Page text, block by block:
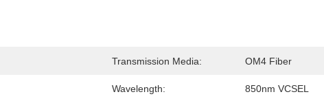
Transmission Media: OM4 Fiber
Wavelength: 850nm VCSEL